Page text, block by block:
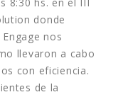
donde
nos
llevaron a cabo
con eficiencia.
de la